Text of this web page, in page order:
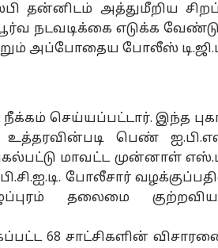
தன்னிடம் அத்துமீறிய
நடவடிக்கை எடுக்க
அப்போதைய போலீஸ்
நீக்கம் செய்யப்பட்டார். இந்த
உத்தரவின்படி பெண்
மாவட்ட முன்னாள்
போலீசார்
தலைமை
68 சாட்சிகளின்